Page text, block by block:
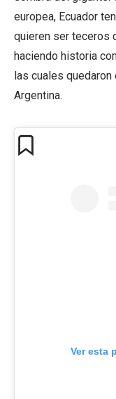
europea, Ecuador
quieren ser teceros
haciendo historia
las cuales
Argentina.
Ver esta